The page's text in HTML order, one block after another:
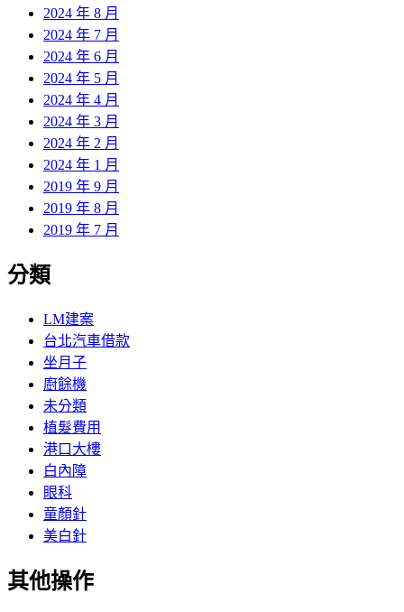
2024 年 8 月
2024 年 7 月
2024 年 6 月
2024 年 5 月
2024 年 4 月
2024 年 3 月
2024 年 2 月
2024 年 1 月
2019 年 9 月
2019 年 8 月
2019 年 7 月
分類
LM建案
台北汽車借款
坐月子
廚餘機
未分類
植髮費用
港口大樓
白內障
眼科
童顏針
美白針
其他操作